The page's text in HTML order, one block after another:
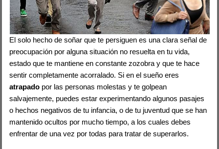
El solo hecho de soñar que te persiguen es una clara señal de
preocupación por alguna situación no resuelta en tu vida,
estado que te mantiene en constante zozobra y que te hace
sentir completamente acorralado. Si en el sueño eres
atrapado por las personas molestas y te golpean
salvajemente, puedes estar experimentando algunos pasajes
o hechos negativos de tu infancia, o de tu juventud que se han
mantenido ocultos por mucho tiempo, a los cuales debes
enfrentar de una vez por todas para tratar de superarlos.